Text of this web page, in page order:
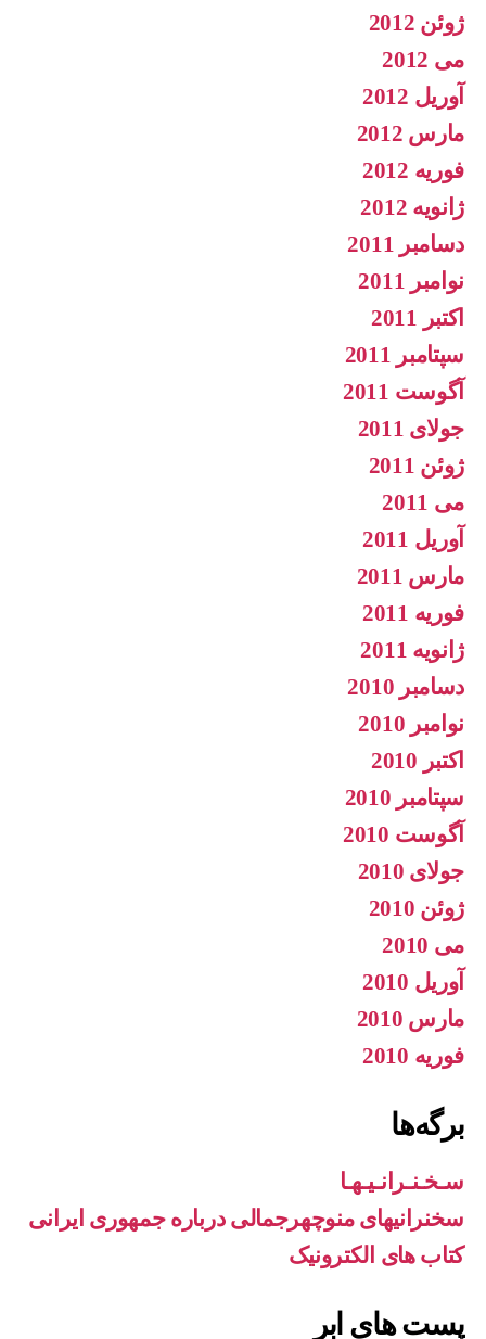
ژوئن 2012
می 2012
آوریل 2012
مارس 2012
فوریه 2012
ژانویه 2012
دسامبر 2011
نوامبر 2011
اکتبر 2011
سپتامبر 2011
آگوست 2011
جولای 2011
ژوئن 2011
می 2011
آوریل 2011
مارس 2011
فوریه 2011
ژانویه 2011
دسامبر 2010
نوامبر 2010
اکتبر 2010
سپتامبر 2010
آگوست 2010
جولای 2010
ژوئن 2010
می 2010
آوریل 2010
مارس 2010
فوریه 2010
برگه‌ها
سـخـنـرانـیـهـا
سخنرانیهای منوچهرجمالی درباره جمهوری ایرانی
کتاب های الکترونیک
پست های ابر